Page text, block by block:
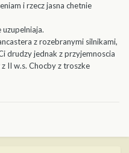
i rzecz jasna chetnie
z rozebranymi silnikami,
drudzy jednak z przyjemnoscia
II w.s. Chocby z troszke